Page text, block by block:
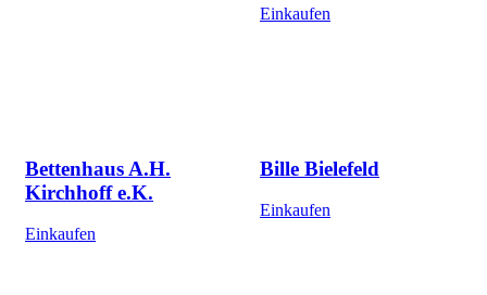
Einkaufen
Bettenhaus A.H.
Kirchhoff e.K.
Einkaufen
Bille Bielefeld
Einkaufen